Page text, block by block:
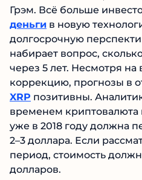
Грэм. Всё больше
деньги в новую
долгосрочную
набирает вопрос,
через 5 лет. Несмотря
коррекцию, прогнозы в
XRP позитивны.
временем криптовалюта
уже в 2018 году должна
2–3 доллара. Если
период, стоимость
долларов.